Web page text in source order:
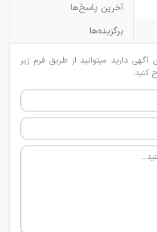
آخرین پاسخ‌ها
برگزیده‌ها
آگهی دارید میتوانید از طریق فرم زیر
کنید.